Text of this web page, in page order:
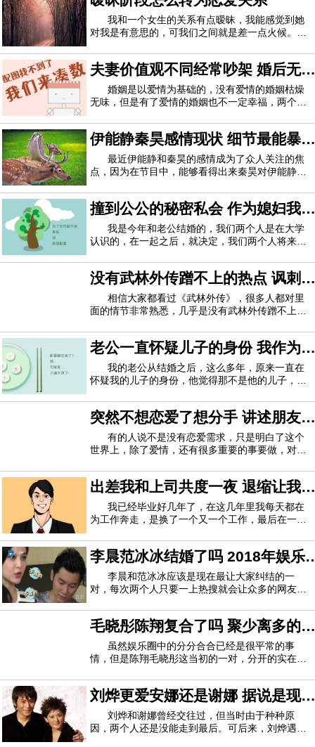
我和一个女生的关系有点暧昧，我能感觉到她
对我是有意思的，可我们之间就是差一点火候。暧
夫妻价值观不同经常吵架 婚后无
法沟通该离婚吗
婚姻是以爱情为基础的，没有爱情的婚姻枯燥
无味，但是有了爱情的婚姻也不一定幸福，两个人
们才能携手度过一辈子。如果两个人三观不合，最
后等着你的只有离婚这一条路。好多的夫妻在刚结
婚的时候很幸福，感觉人生充满了希望，但是
伊能静秦昊感情现状 细节最能暴
露一切
最近伊能静和秦昊的感情成为了众人关注的焦
点，因为在节目中，能够看得出来秦昊对伊能静的
自己的老婆。那么他们的感情现状是怎样的呢？都
说爱情是世界上一件伟大的事情。爱情可以跨越国
界，不分年龄甚至可以模糊性别。在娱乐圈中
撞到公公的秘密私会 作为媳妇我
应该揭发他吗
我是今年和老公结婚的，我们两个人是在大学
认识的，在一起之后，就决定，我们两个人将来一
也真的做到了，毕业之后，我们就结婚了，没有第
三者，也没有工作的压力，父母双方更是没有任何
人反对，我当时真的觉得自己太幸运了，是全
没有武林外传蹭不上的热点 讽刺
味真的太足了
相信大家都看过《武林外传》，很多人都对里
面的情节非常熟悉，几乎是没有武林外传蹭不上的
伏。在《武林外传》中，有一个剧情是导演为了让
演员拍戏，给她加钱，当时还觉得这个价格太过恐
怖，后来才发现确实是如此。一百万一集算什么
老公一直怀疑儿子的身份 我作为
孩子的妈妈受不了他
我的老公从结婚之后，这么多年，原来一直在
怀疑我的儿子的身份，他觉得那不是他的儿子，这
的婚姻算是什么，全部都是假象吗？我嫁给他的时
候，所有人都大跌眼镜。论家世，我父母都是机关
干部，他家境较差;论身高相貌，1.7米的我比
突然不想恋爱了想分手 讲述朋友
的真实经历
有的人说不是没有恋爱需求，只是明白了这个
世界上，除了爱情，还有很多重要的事要做，对家
候，当自己连基本的物质问题都解决不了时，就更
难去爱了。现在这个浮躁的社会，有的人谈恋爱好
像很容易，刚分手一个，过了一两个月，又有
出差我和上司共度一夜 退缩让我
们的距离拉远
我已经毕业好几年了，在这几年里我每天都在
为工作奔走，是换了一个又一个工作，最后在一家
面，有时候我觉得这样的生活也很好，只是给杂志
社提提意见设计设计都可以了，所以我的工作还是
很清闲的。一开始我喜欢这样的清闲，不用每
李晨范冰冰结婚了吗 2018年娱乐
圈有大事要发生
李晨和范冰冰应该是现在最让大家纠结的一
对，每次两个人只要一上热搜就会让众多的网友开
个交代的，想必两个人的好事将近，要举行婚礼
了，不知道两个人会在什么时间举行婚礼哪？范冰
冰和李晨自打在一起之后，俩人时不时的就撒狗粮
毛晓彤陈翔复合了吗 聚少离多的
爱承受不来
虽然娱乐圈中的分分合合已经是很平常的事
情，但是陈翔毛晓彤这当初的一对，分开的实在是
已经分手，最能有人说他们有复合的迹象，那么是
这样吗啊？她们真的复合了吗？亲爱的客栈诉说真
正理由：节目中，通过陈翔和纪凌尘的一次闲聊
刘烨更爱安娜还是谢娜 据说是现
在的妻子解救了他
刘烨和谢娜曾经交往过，但当时由于种种原
因，两个人还是没能走到最后。可后来，刘烨遇到